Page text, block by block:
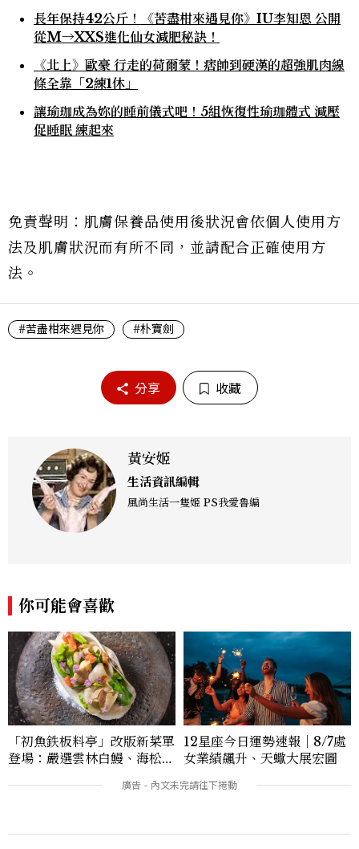
長年保持42公斤！《苦盡柑來遇見你》IU李知恩 公開
從M→XXS進化仙女減肥秘訣！
《北上》歐豪 行走的荷爾蒙！痞帥到硬漢的超強肌肉線
條全靠「2練1休」
讓瑜珈成為妳的睡前儀式吧！5組恢復性瑜珈體式 減壓
促睡眠 練起來
免責聲明：肌膚保養品使用後狀況會依個人使用方
法及肌膚狀況而有所不同，並請配合正確使用方
法。
#苦盡柑來遇見你 #朴寶劍
分享 收藏
黃安姬
生活資訊編輯
風尚生活一隻姬 PS我愛魯編
你可能會喜歡
「初魚鉄板料亭」改版新菜單
登場：嚴選雲林白鰻、海松貝
12星座今日運勢速報｜8/7處
女業績飆升、天蠍大展宏圖